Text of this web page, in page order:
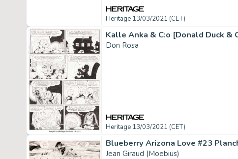
Heritage 13/03/2021 (CET)
Don Rosa
Heritage 13/03/2021 (CET)
Jean Giraud (Moebius)